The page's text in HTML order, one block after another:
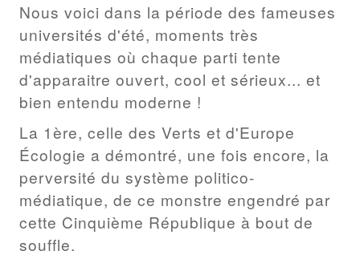
Nous voici dans la période des fameuses
universités d'été, moments très
médiatiques où chaque parti tente
d'apparaitre ouvert, cool et sérieux... et
bien entendu moderne !
La 1ère, celle des Verts et d'Europe
Écologie a démontré, une fois encore, la
perversité du système politico-
médiatique, de ce monstre engendré par
cette Cinquième République à bout de
souffle.